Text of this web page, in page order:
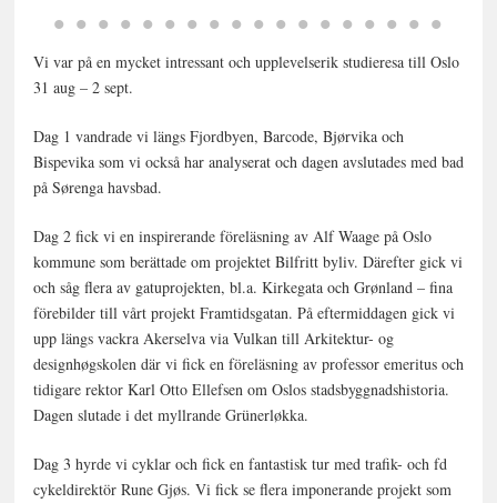
Vi var på en mycket intressant och upplevelserik studieresa till Oslo
31 aug – 2 sept.
Dag 1 vandrade vi längs Fjordbyen, Barcode, Bjørvika och
Bispevika som vi också har analyserat och dagen avslutades med bad
på Sørenga havsbad.
Dag 2 fick vi en inspirerande föreläsning av Alf Waage på Oslo
kommune som berättade om projektet Bilfritt byliv. Därefter gick vi
och såg flera av gatuprojekten, bl.a. Kirkegata och Grønland – fina
förebilder till vårt projekt Framtidsgatan. På eftermiddagen gick vi
upp längs vackra Akerselva via Vulkan till Arkitektur- og
designhøgskolen där vi fick en föreläsning av professor emeritus och
tidigare rektor Karl Otto Ellefsen om Oslos stadsbyggnadshistoria.
Dagen slutade i det myllrande Grünerløkka.
Dag 3 hyrde vi cyklar och fick en fantastisk tur med trafik- och fd
cykeldirektör Rune Gjøs. Vi fick se flera imponerande projekt som